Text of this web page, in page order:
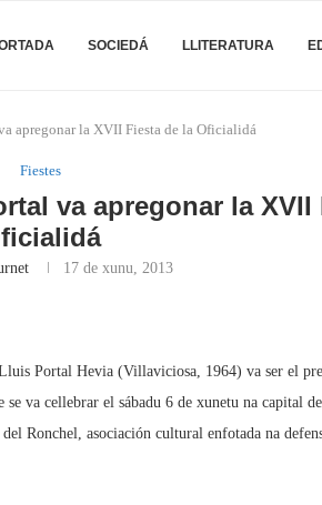
SOCIEDÁ LLITERATURA
apregonar la XVII Fiesta de la Oficialidá
Fiestes
va apregonar la XVII
17 de xunu, 2013
Portal Hevia (Villaviciosa, 1964) va ser el
va cellebrar el sábadu 6 de xunetu na capital
Ronchel, asociación cultural enfotada na